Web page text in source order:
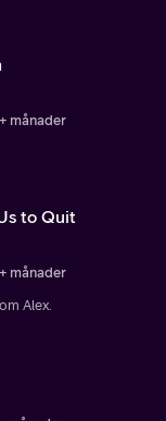
månader
to Quit
månader
Alex.